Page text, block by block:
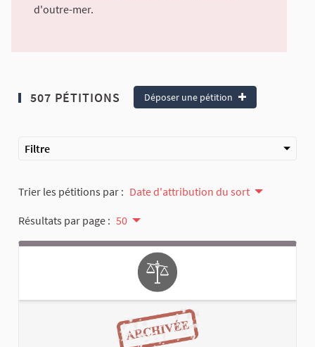
d'outre-mer.
507 PÉTITIONS Déposer une pétition
Filtre
Trier les pétitions par : Date d'attribution du sort
Résultats par page : 50